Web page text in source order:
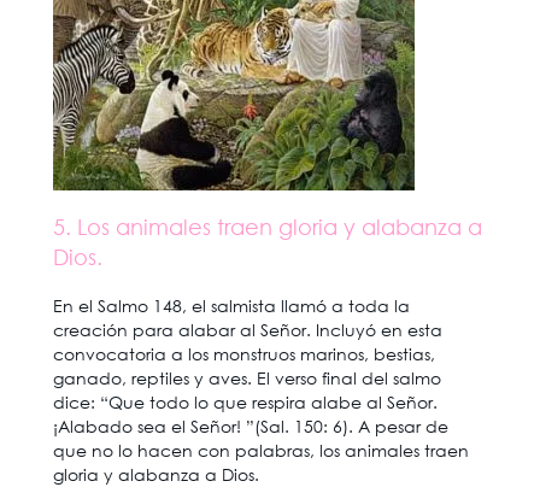
5. Los animales traen gloria y alabanza a
Dios.
En el Salmo 148, el salmista llamó a toda la
creación para alabar al Señor. Incluyó en esta
convocatoria a los monstruos marinos, bestias,
ganado, reptiles y aves. El verso final del salmo
dice: “Que todo lo que respira alabe al Señor.
¡Alabado sea el Señor! ”(Sal. 150: 6). A pesar de
que no lo hacen con palabras, los animales traen
gloria y alabanza a Dios.